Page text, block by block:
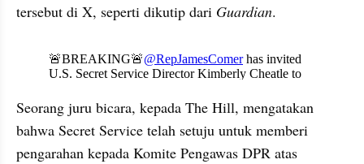
tersebut di X, seperti dikutip dari Guardian.
X post embed
Seorang juru bicara, kepada The Hill, mengatakan
bahwa Secret Service telah setuju untuk memberi
pengarahan kepada Komite Pengawas DPR atas